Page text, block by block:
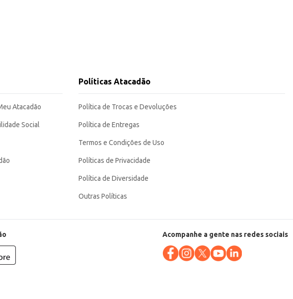
Atacadão
Social
Políticas Atacadão
Política de Trocas e Devoluções
Política de Entregas
Termos e Condições de Uso
Políticas de Privacidade
Política de Diversidade
Outras Políticas
Acompanhe a gente nas redes sociais